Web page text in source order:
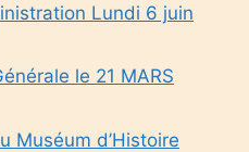
Lundi 6 juin
le 21 MARS
Muséum d’Histoire